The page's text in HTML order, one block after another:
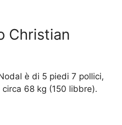
Christian
è di 5 piedi 7 pollici,
circa 68 kg (150 libbre).